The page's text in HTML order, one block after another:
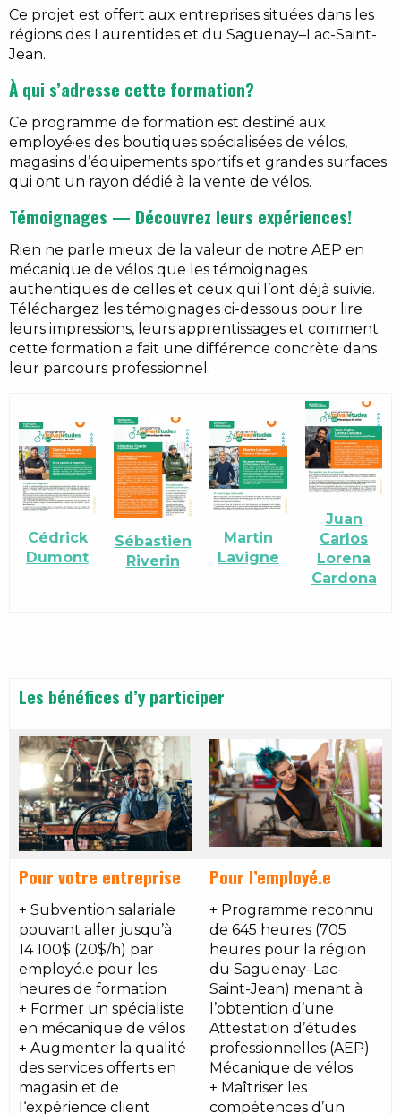
Ce projet est offert aux entreprises situées dans les
régions des Laurentides et du Saguenay–Lac-Saint-
Jean.
À qui s’adresse cette formation?
Ce programme de formation est destiné aux
employé·es des boutiques spécialisées de vélos,
magasins d’équipements sportifs et grandes surfaces
qui ont un rayon dédié à la vente de vélos.
Témoignages — Découvrez leurs expériences!
Rien ne parle mieux de la valeur de notre AEP en
mécanique de vélos que les témoignages
authentiques de celles et ceux qui l’ont déjà suivie.
Téléchargez les témoignages ci-dessous pour lire
leurs impressions, leurs apprentissages et comment
cette formation a fait une différence concrète dans
leur parcours professionnel.
Cédrick
Dumont
Sébastien
Riverin
Martin
Lavigne
Juan
Carlos
Lorena
Cardona
Les bénéfices d’y participer
Pour votre entreprise
+ Subvention salariale
pouvant aller jusqu’à
14 100$ (20$/h) par
employé.e pour les
heures de formation
+ Former un spécialiste
en mécanique de vélos
+ Augmenter la qualité
des services offerts en
magasin et de
l‘expérience client
Pour l’employé.e
+ Programme reconnu
de 645 heures (705
heures pour la région
du Saguenay–Lac-
Saint-Jean) menant à
l’obtention d’une
Attestation d’études
professionnelles (AEP)
Mécanique de vélos
+ Maîtriser les
compétences d’un